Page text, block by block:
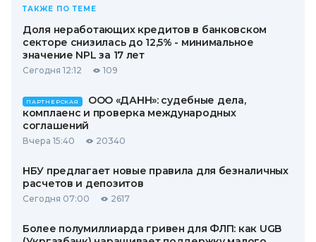
ТАКЖЕ ПО ТЕМЕ
Доля неработающих кредитов в банковском
секторе снизилась до 12,5% - минимальное
значение NPL за 17 лет
Сегодня 12:12 109
ПАРТНЕРСКАЯ
ООО «ДАНН»: судебные дела,
комплаенс и проверка международных
соглашений
Вчера 15:40 20340
НБУ предлагает новые правила для безналичных
расчетов и депозитов
Сегодня 07:00 2617
Более полумиллиарда гривен для ФЛП: как UGB